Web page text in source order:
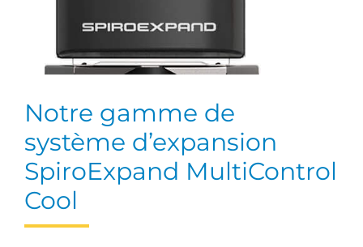
Notre gamme de
système d’expansion
SpiroExpand MultiControl
Cool